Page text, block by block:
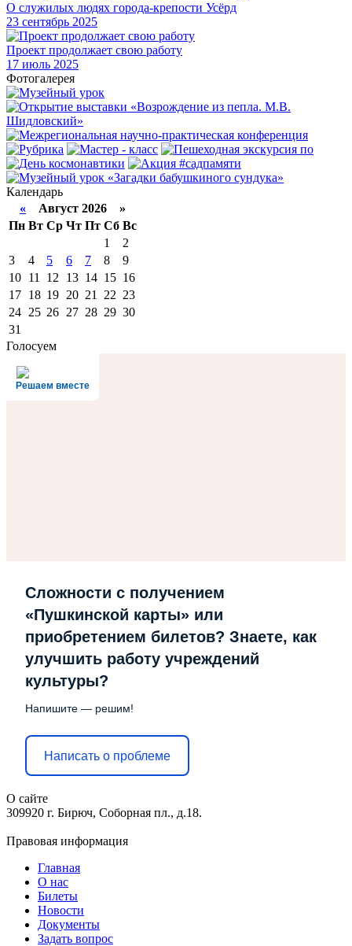
О служилых людях города-крепости Усёрд
23 сентябрь 2025
Проект продолжает свою работу
17 июль 2025
Фотогалерея
Календарь
« Август 2026 »
Пн Вт Ср Чт Пт Сб Вс
1
2
3
4 5 6 7 8
9
10 11 12 13 14 15 16
17 18 19 20 21 22 23
24 25 26 27 28 29 30
31
Голосуем
Решаем вместе
Сложности с получением
«Пушкинской карты» или
приобретением билетов? Знаете, как
улучшить работу учреждений
культуры?
Напишите — решим!
Написать о проблеме
О сайте
309920 г. Бирюч, Соборная пл., д.18.
Правовая информация
Главная
О нас
Билеты
Новости
Документы
Задать вопрос